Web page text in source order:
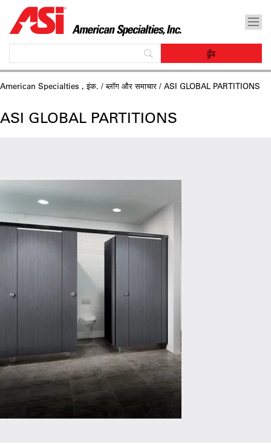
American Specialties , इंक. /ब्लॉग और समाचार / ASI GLOBAL PARTITIONS
ASI GLOBAL PARTITIONS